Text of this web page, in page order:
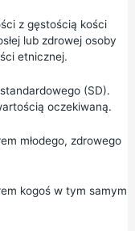
z gęstością kości
lub zdrowej osoby
etnicznej.
(SD).
oczekiwaną.
młodego, zdrowego
kogoś w tym samym